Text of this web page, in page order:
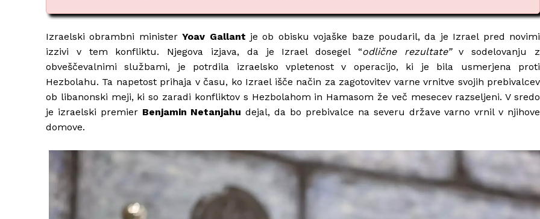
Izraelski obrambni ministerYoav Gallant je ob obisku vojaške baze poudaril, da je Izrael pred novimi
izzivi v tem konfliktu. Njegova izjava, da je Izrael dosegel “odlične rezultate”v sodelovanju z
obveščevalnimi službami, je potrdila izraelsko vpletenost v operacijo, ki je bila usmerjena proti
Hezbolahu. Ta napetost prihaja v času, ko Izrael išče način za zagotovitev varne vrnitve svojih prebivalcev
ob libanonski meji, ki so zaradi konfliktov s Hezbolahom in Hamasom že več mesecev razseljeni. V sredo
je izraelski premier Benjamin Netanjahu dejal, da bo prebivalce na severu države varno vrnil v njihove
domove.